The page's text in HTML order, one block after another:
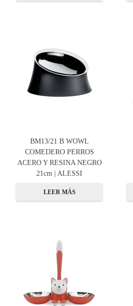
BM13/21 B WOWL
COMEDERO PERROS
ACERO Y RESINA NEGRO
21cm | ALESSI
LEER MÁS